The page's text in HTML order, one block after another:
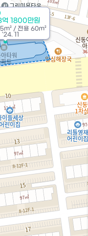
억 1800만원
/ 전용 60m²
'24. 11